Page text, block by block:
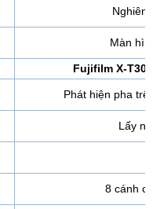
Màn
Fujifilm X-T30
Phát hiện pha
Lấy
8 cánh